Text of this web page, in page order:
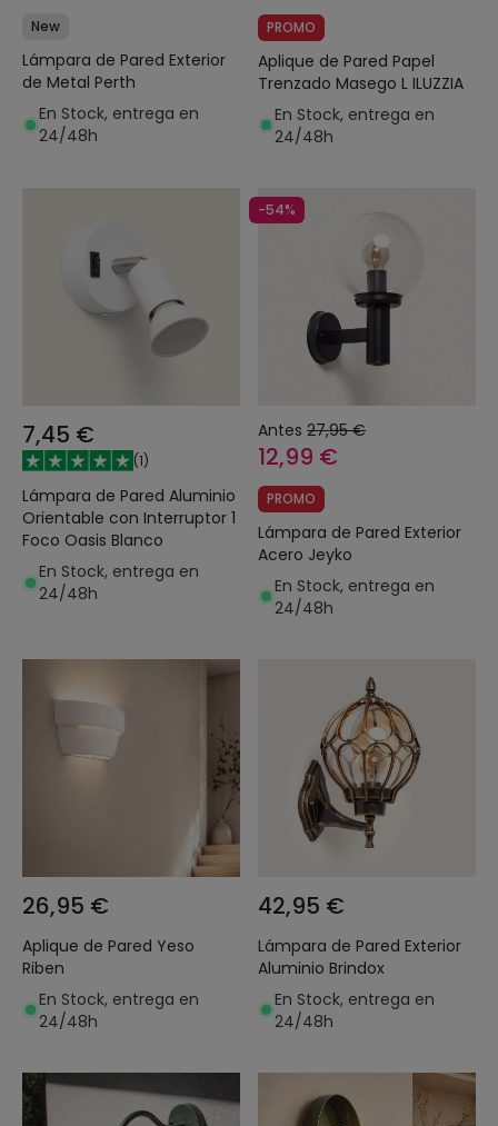
New
Lámpara de Pared Exterior
de Metal Perth
En Stock, entrega en
24/48h
PROMO
Aplique de Pared Papel
Trenzado Masego L ILUZZIA
En Stock, entrega en
24/48h
7,45 €
(1)
Lámpara de Pared Aluminio
Orientable con Interruptor 1
Foco Oasis Blanco
En Stock, entrega en
24/48h
-54%
Antes 27,95 €
12,99 €
PROMO
Lámpara de Pared Exterior
Acero Jeyko
En Stock, entrega en
24/48h
26,95 €
Aplique de Pared Yeso
Riben
En Stock, entrega en
24/48h
42,95 €
Lámpara de Pared Exterior
Aluminio Brindox
En Stock, entrega en
24/48h